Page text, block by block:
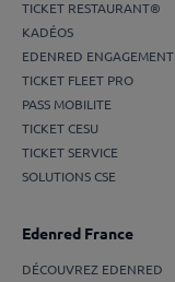
TICKET RESTAURANT®
KADÉOS
EDENRED ENGAGEMENT
TICKET FLEET PRO
PASS MOBILITE
TICKET CESU
TICKET SERVICE
SOLUTIONS CSE
Edenred France
DÉCOUVREZ EDENRED